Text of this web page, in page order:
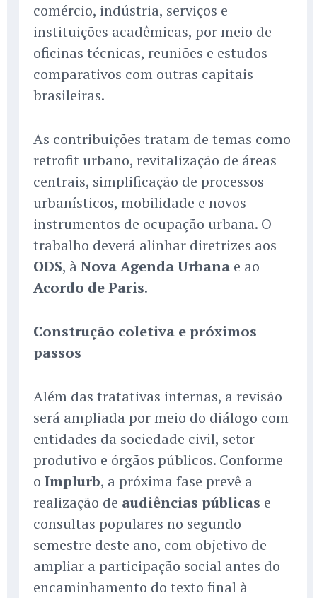
comércio, indústria, serviços e
instituições acadêmicas, por meio de
oficinas técnicas, reuniões e estudos
comparativos com outras capitais
brasileiras.
As contribuições tratam de temas como
retrofit urbano, revitalização de áreas
centrais, simplificação de processos
urbanísticos, mobilidade e novos
instrumentos de ocupação urbana. O
trabalho deverá alinhar diretrizes aos
ODS, à Nova Agenda Urbana e ao
Acordo de Paris.
Construção coletiva e próximos
passos
Além das tratativas internas, a revisão
será ampliada por meio do diálogo com
entidades da sociedade civil, setor
produtivo e órgãos públicos. Conforme
o Implurb, a próxima fase prevê a
realização de audiências públicas e
consultas populares no segundo
semestre deste ano, com objetivo de
ampliar a participação social antes do
encaminhamento do texto final à